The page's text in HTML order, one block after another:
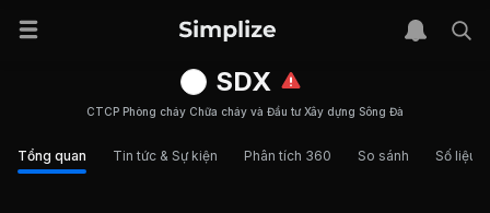
SDX
CTCP Phòng cháy Chữa cháy và Đầu tư Xây dựng Sông Đà
Tổng quan Tin tức & Sự kiện Phân tích 360 So sánh Số liệu